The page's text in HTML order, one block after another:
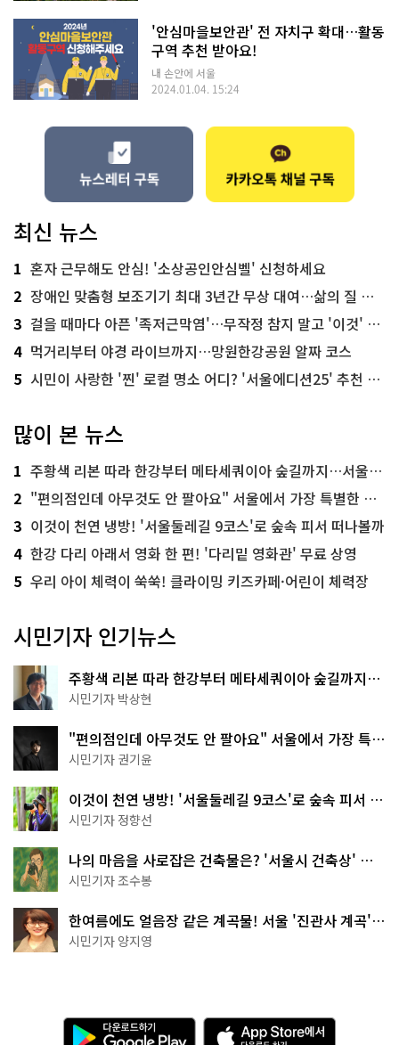
'안심마을보안관' 전 자치구 확대…활동
구역 추천 받아요!
내 손안에 서울
2024.01.04. 15:24
최신 뉴스
1 혼자 근무해도 안심! '소상공인안심벨' 신청하세요
2 장애인 맞춤형 보조기기 최대 3년간 무상 대여…삶의 질 높인다
3 걸을 때마다 아픈 '족저근막염'…무작정 참지 말고 '이것' 해보세요!
4 먹거리부터 야경 라이브까지…망원한강공원 알짜 코스
5 시민이 사랑한 '찐' 로컬 명소 어디? '서울에디션25' 추천 코스
많이 본 뉴스
1 주황색 리본 따라 한강부터 메타세쿼이아 숲길까지…서울둘레길 15코스
2 "편의점인데 아무것도 안 팔아요" 서울에서 가장 특별한 편의점의 정체
3 이것이 천연 냉방! '서울둘레길 9코스'로 숲속 피서 떠나볼까
4 한강 다리 아래서 영화 한 편! '다리밑 영화관' 무료 상영
5 우리 아이 체력이 쑥쑥! 클라이밍 키즈카페·어린이 체력장
시민기자 인기뉴스
주황색 리본 따라 한강부터 메타세쿼이아 숲길까지…
서울둘레길 15코스
시민기자 박상현
"편의점인데 아무것도 안 팔아요" 서울에서 가장 특별
한 편의점의 정체
시민기자 권기윤
이것이 천연 냉방! '서울둘레길 9코스'로 숲속 피서 떠
나볼까
시민기자 정향선
나의 마음을 사로잡은 건축물은? '서울시 건축상' 수
상작 공개!
시민기자 조수봉
한여름에도 얼음장 같은 계곡물! 서울 '진관사 계곡'이
천국이네~
시민기자 양지영
다
운
A
p